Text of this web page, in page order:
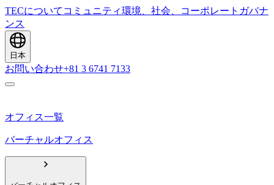
TECについて コミュニティ環境、社会、コーポレートガバナ
ンス
日本
お問い合わせ+81 3 6741 7133
オフィス一覧
バーチャルオフィス